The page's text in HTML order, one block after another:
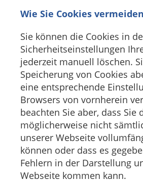
Wie Sie Cookies
Sie können die Cookies in
Sicherheitseinstellungen
jederzeit manuell löschen.
Speicherung von Cookies
eine entsprechende
Browsers von vornherein
beachten Sie aber, dass Sie
möglicherweise nicht
unserer Webseite
können oder dass es
Fehlern in der Darstellung
Webseite kommen kann.